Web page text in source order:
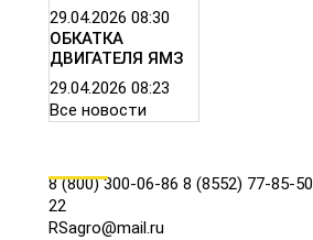
29.04.2026 08:30
ОБКАТКА
ДВИГАТЕЛЯ ЯМЗ
29.04.2026 08:23
Все новости
8 (800) 300-06-86 8 (8552) 77-85-50
22
RSagro@mail.ru